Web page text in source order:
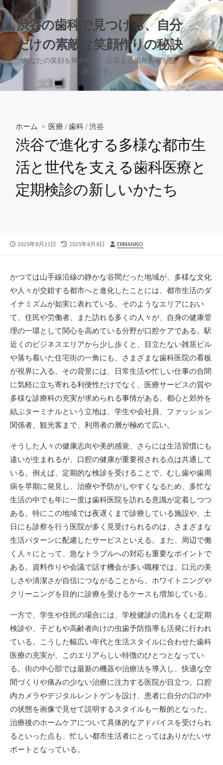
コ
ン
テ
ン
ツ
へ
ス
キ
渋谷の歯科で見つける、自分
だけの素敵な笑顔作りの秘訣
あなたの笑顔を輝かせる、心温まる歯科医療を提
供します。
検
索
切
り
替
ホーム > 医療 /歯科 /渋谷
渋谷で進化する多様な都市生
活と世代を支える歯科医療と
定期検診の新しいかたち
公
2025年8月21日
最
新
日
2025年8月8日
投
ERMANNO
かつては山手線沿線の静かな谷間だった地域が、多様な文化
や人々が交錯する都市へと進化したことには、都市生活のダ
イナミズムが如実に表れている。 そのようなエリアにおい
て、住民や労働者、また訪れる多くの人々が、自身の健康管
理の一環として関心を高めている分野が口腔ケアである。駅
近くのビジネスエリアから少し歩くと、目立たない雑居ビル
や落ち着いた住宅街の一角にも、さまざまな歯科医院の看板
が視界に入る。その背景には、日常生活や忙しい仕事の合間
に気軽に立ち寄れる利便性だけでなく、医療サービスの質や
多様な診療科の充実が求められる事情がある。都心と郊外を
結ぶターミナルという立地は、学生や会社員、ファッション
関係者、観光客まで、利用者の層が極めて広い。
そうした人々の健康志向や美的感覚、さらには生活習慣にも
違いが生まれるが、口腔の健康が重要視される点は共通して
いる。例えば、定期的な検診を受けることで、むし歯や歯周
病を早期に発見し、治療や予防がしやすくなるため、多忙な
生活の中でも年に一度は歯科医院を訪れる意識が定着しつつ
ある。特にこの地域では夜遅くまで診療している施設や、土
日にも診察を行う医院が多く見受けられるのは、さまざまな
生活パターンに配慮したサービスといえる。また、周辺で働
く人々にとって、急なトラブルへの対応も重要なポイントで
ある。資料作りや会議で話す機会が多い職種では、口元の美
しさや清潔さが自信につながることから、ホワイトニングや
クリーニングを目的に診療を受けるケースも増加している。
一方で、学生や住民の場合には、学校健診の流れをくむ定期
検診や、子どもや高齢者向けの虫歯予防指導も活発に行われ
ている。こうした幅広い年代と生活スタイルに合わせた歯科
医療の充実が、このエリアらしい特徴のひとつとなってい
る。街の中心部では最新の機器や治療法を導入し、快適な空
間づくりや痛みの少ない治療に注力する医院が目立つ。口腔
内カメラやデジタルレントゲンを設け、患者に自分の口の中
の状態を画像で見せて説明するスタイルも一般的となった。
治療後のホームケアについて具体的なアドバイスを受けられ
るといった点も、忙しい都市生活者にとってはありがたいサ
ポートとなっている。